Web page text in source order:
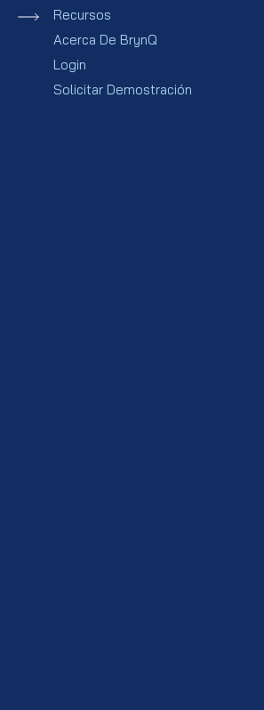
Recursos
Acerca De BrynQ
Login
Solicitar Demostración